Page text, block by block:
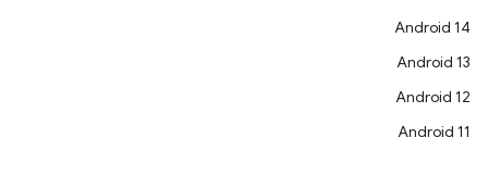
Android 14
Android 13
Android 12
Android 11